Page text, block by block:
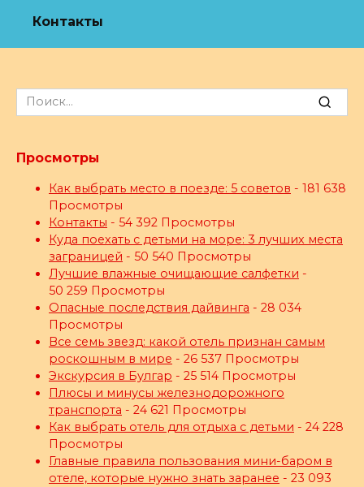
Контакты
Search
for:
Просмотры
Как выбрать место в поезде: 5 советов - 181 638
Просмотры
Контакты - 54 392 Просмотры
Куда поехать с детьми на море: 3 лучших места
заграницей - 50 540 Просмотры
Лучшие влажные очищающие салфетки -
50 259 Просмотры
Опасные последствия дайвинга - 28 034
Просмотры
Все семь звезд: какой отель признан самым
роскошным в мире - 26 537 Просмотры
Экскурсия в Булгар - 25 514 Просмотры
Плюсы и минусы железнодорожного
транспорта - 24 621 Просмотры
Как выбрать отель для отдыха с детьми - 24 228
Просмотры
Главные правила пользования мини-баром в
отеле, которые нужно знать заранее - 23 093